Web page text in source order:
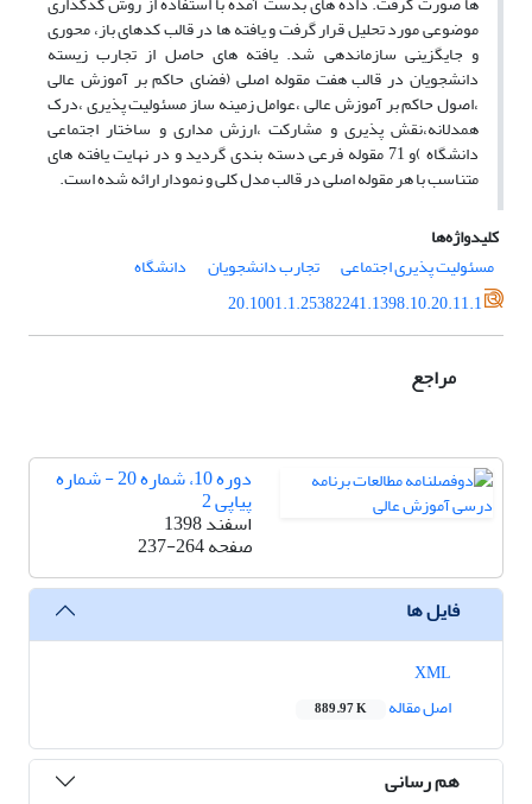
موضوعی مورد تحلیل قرار گرفت و یافته ها در قالب کدهای باز، محوری
و جایگزینی سازماندهی شد. یافته های حاصل از تجارب زیسته
دانشجویان در قالب هفت مقوله اصلی (فضای حاکم بر آموزش عالی
،اصول حاکم بر آموزش عالی ،عوامل زمینه ساز مسئولیت پذیری ،درک
همدلانه،نقش پذیری و مشارکت ،ارزش مداری و ساختار اجتماعی
دانشگاه )و 71 مقوله فرعی دسته بندی گردید و در نهایت یافته های
متناسب با هر مقوله اصلی در قالب مدل کلی و نمودار ارائه شده است.
کلیدواژه‌ها
مسئولیت پذیری اجتماعی
تجارب دانشجویان
دانشگاه
20.1001.1.25382241.1398.10.20.11.1
مراجع
دوره 10، شماره 20 - شماره
پیاپی 2
اسفند 1398
صفحه237-264
فایل ها
اصل مقاله
889.97 K
هم رسانی